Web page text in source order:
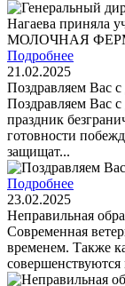
Подробнее
21.02.2025
Поздравляем Вас
Поздравляем Вас
праздник
готовности
защищат...
Подробнее
23.02.2025
Неправильная
Современная
временем. Также